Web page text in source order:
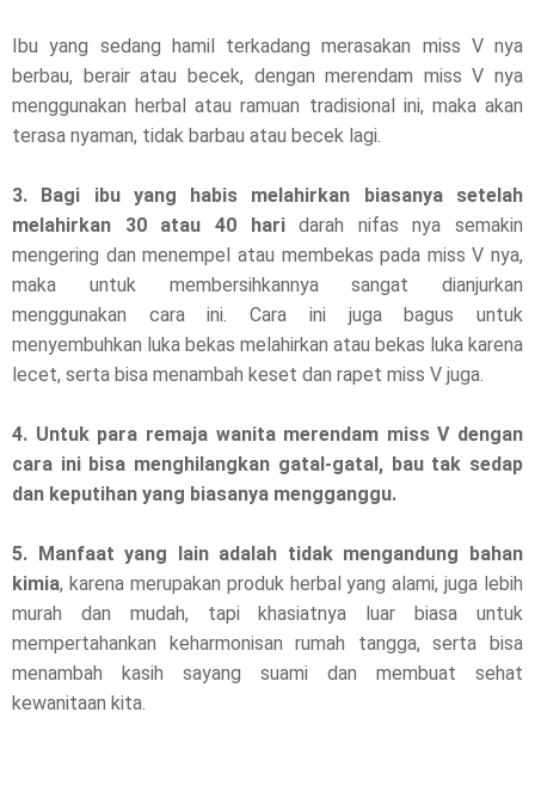
Ibu yang sedang hamil terkadang merasakan miss V nya
berbau, berair atau becek, dengan merendam miss V nya
menggunakan herbal atau ramuan tradisional ini, maka akan
terasa nyaman, tidak barbau atau becek lagi.
3. Bagi ibu yang habis melahirkan biasanya setelah
melahirkan 30 atau 40 haridarah nifas nya semakin
mengering dan menempel atau membekas pada miss V nya,
maka untuk membersihkannya sangat dianjurkan
menggunakan cara ini. Cara ini juga bagus untuk
menyembuhkan luka bekas melahirkan atau bekas luka karena
lecet, serta bisa menambah keset dan rapet miss V juga.
4. Untuk para remaja wanita merendam miss V dengan
cara ini bisa menghilangkan gatal-gatal, bau tak sedap
dan keputihan yang biasanya mengganggu.
5. Manfaat yang lain adalah tidak mengandung bahan
kimia, karena merupakan produk herbal yang alami, juga lebih
murah dan mudah, tapi khasiatnya luar biasa untuk
mempertahankan keharmonisan rumah tangga, serta bisa
menambah kasih sayang suami dan membuat sehat
kewanitaan kita.